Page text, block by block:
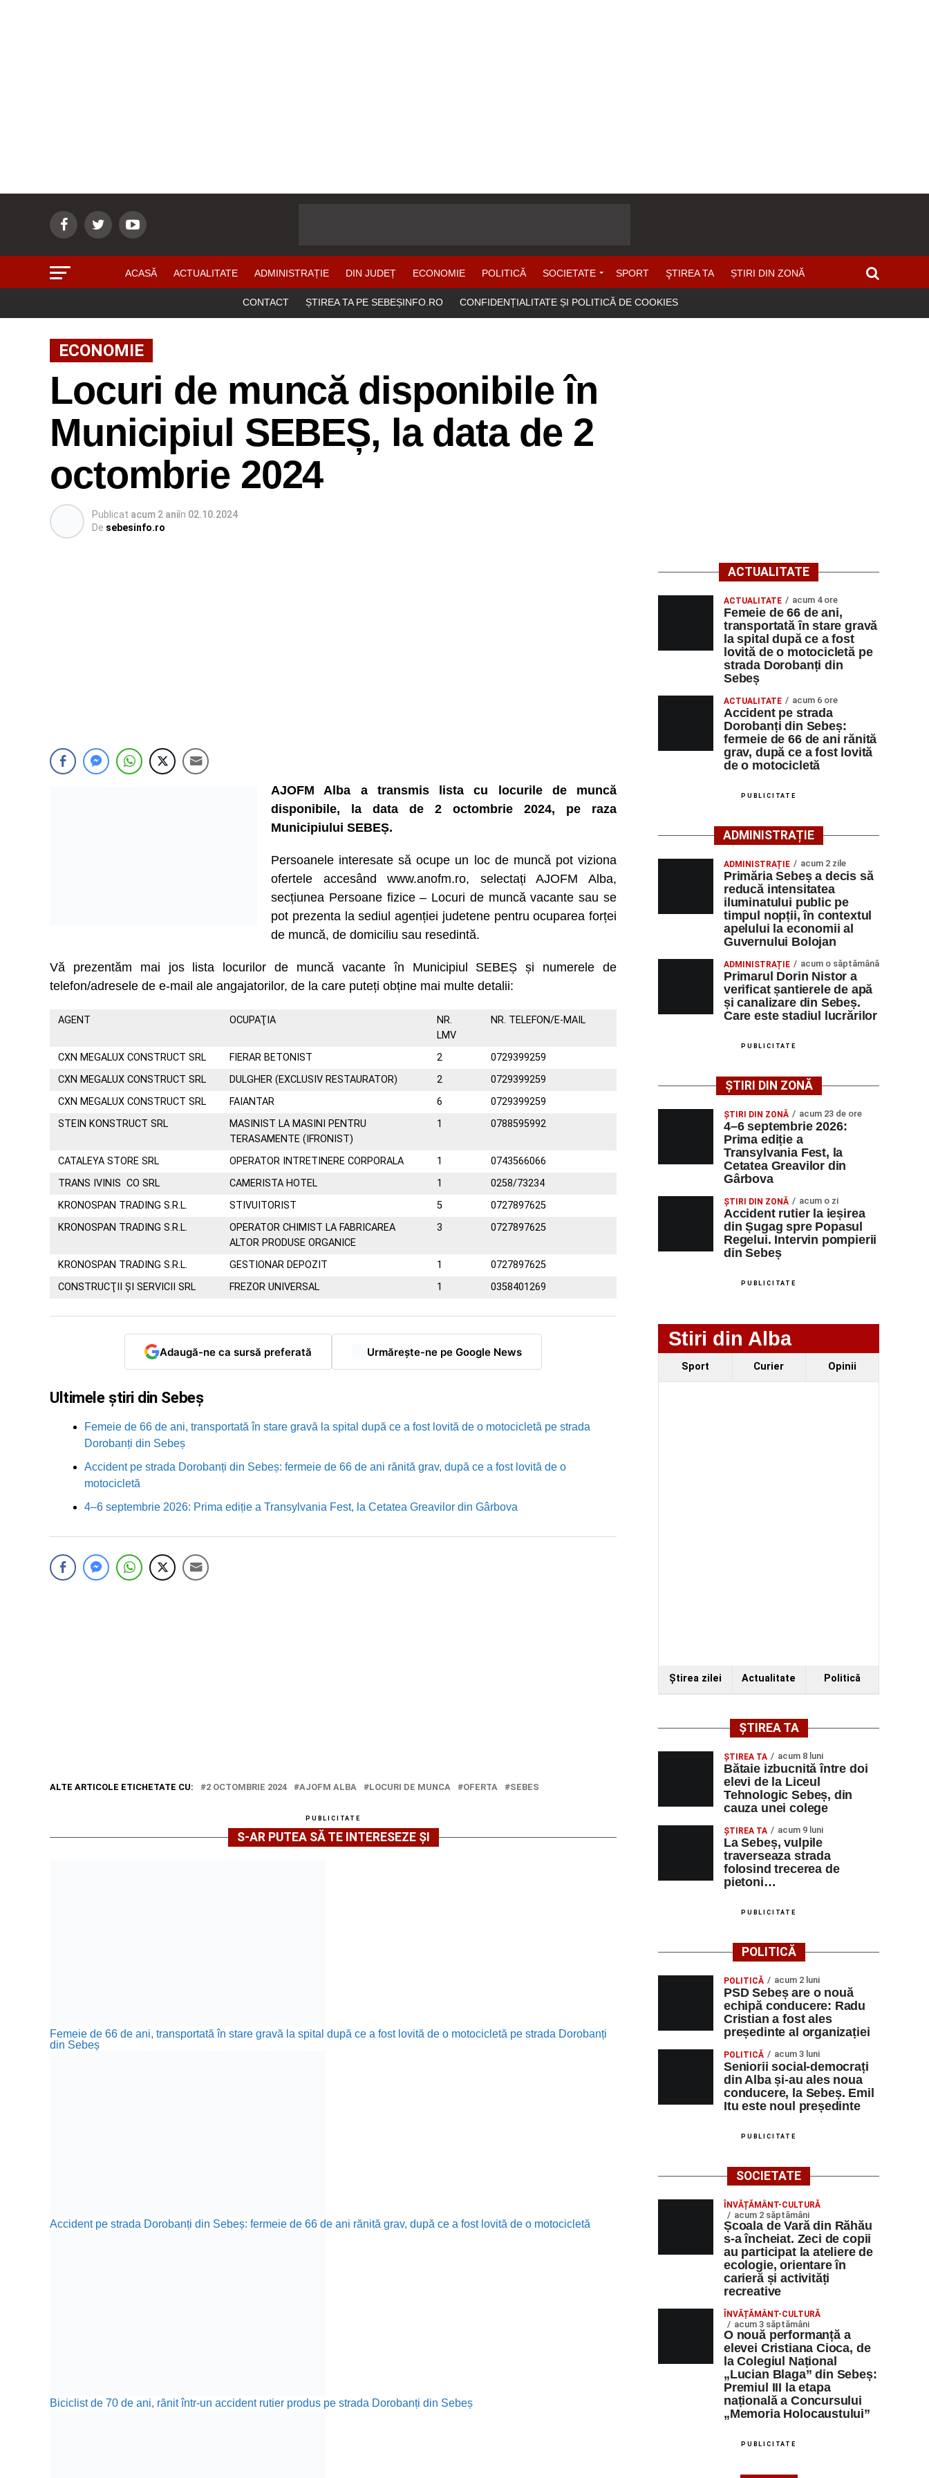
ACASĂ ACTUALITATE ADMINISTRAȚIE DIN JUDEȚ ECONOMIE POLITICĂ SOCIETATE SPORT ŞTIREA TA ȘTIRI DIN ZONĂ
CONTACT ȘTIREA TA PE SEBEȘINFO.RO CONFIDENȚIALITATE ȘI POLITICĂ DE COOKIES
ECONOMIE
Locuri de muncă disponibile în
Municipiul SEBEȘ, la data de 2
octombrie 2024
Publicat acum 2 aniîn 02.10.2024
De sebesinfo.ro
AJOFM Alba a transmis lista cu locurile de muncă
disponibile, la data de 2 octombrie 2024, pe raza
Municipiului SEBEȘ.
Persoanele interesate să ocupe un loc de muncă pot viziona
ofertele accesând www.anofm.ro, selectați AJOFM Alba,
secțiunea Persoane fizice – Locuri de muncă vacante sau se
pot prezenta la sediul agenției judetene pentru ocuparea forței
de muncă, de domiciliu sau resedintă.
Vă prezentăm mai jos lista locurilor de muncă vacante în Municipiul SEBEȘ și numerele de
telefon/adresele de e-mail ale angajatorilor, de la care puteți obține mai multe detalii:
AGENT OCUPAŢIA
NR.
LMV
NR. TELEFON/E-MAIL
CXN MEGALUX CONSTRUCT SRL FIERAR BETONIST 2
0729399259
CXN MEGALUX CONSTRUCT SRL
DULGHER (EXCLUSIV RESTAURATOR) 2
0729399259
CXN MEGALUX CONSTRUCT SRL
FAIANTAR 6
0729399259
STEIN KONSTRUCT SRL
MASINIST LA MASINI PENTRU
TERASAMENTE (IFRONIST)
1 0788595992
CATALEYA STORE SRL OPERATOR INTRETINERE CORPORALA 1
0743566066
TRANS IVINIS CO SRL
CAMERISTA HOTEL 1
0258/73234
KRONOSPAN TRADING S.R.L.
STIVUITORIST 5
0727897625
KRONOSPAN TRADING S.R.L.
OPERATOR CHIMIST LA FABRICAREA
ALTOR PRODUSE ORGANICE
3 0727897625
KRONOSPAN TRADING S.R.L. GESTIONAR DEPOZIT 1
0727897625
CONSTRUCŢII ŞI SERVICII SRL
FREZOR UNIVERSAL 1 0358401269
Adaugă-ne ca sursă preferată Urmărește-ne pe Google News
Ultimele știri din Sebeș
Femeie de 66 de ani, transportată în stare gravă la spital după ce a fost lovită de o motocicletă pe strada
Dorobanți din Sebeș
Accident pe strada Dorobanți din Sebeș: fermeie de 66 de ani rănită grav, după ce a fost lovită de o
motocicletă
4–6 septembrie 2026: Prima ediție a Transylvania Fest, la Cetatea Greavilor din Gârbova
ALTE ARTICOLE ETICHETATE CU: 2 OCTOMBRIE 2024 AJOFM ALBA LOCURI DE MUNCA OFERTA SEBES
PUBLICITATE
S-AR PUTEA SĂ TE INTERESEZE ȘI
Femeie de 66 de ani, transportată în stare gravă la spital după ce a fost lovită de o motocicletă pe strada Dorobanți
din Sebeș
Accident pe strada Dorobanți din Sebeș: fermeie de 66 de ani rănită grav, după ce a fost lovită de o motocicletă
Biciclist de 70 de ani, rănit într-un accident rutier produs pe strada Dorobanți din Sebeș
ACTUALITATE
ACTUALITATE acum 4 ore
Femeie de 66 de ani,
transportată în stare gravă
la spital după ce a fost
lovită de o motocicletă pe
strada Dorobanți din
Sebeș
ACTUALITATE acum 6 ore
Accident pe strada
Dorobanți din Sebeș:
fermeie de 66 de ani rănită
grav, după ce a fost lovită
de o motocicletă
PUBLICITATE
ADMINISTRAȚIE
ADMINISTRAȚIE acum 2 zile
Primăria Sebeș a decis să
reducă intensitatea
iluminatului public pe
timpul nopții, în contextul
apelului la economii al
Guvernului Bolojan
ADMINISTRAȚIE acum o săptămână
Primarul Dorin Nistor a
verificat șantierele de apă
și canalizare din Sebeș.
Care este stadiul lucrărilor
PUBLICITATE
ȘTIRI DIN ZONĂ
ȘTIRI DIN ZONĂ acum 23 de ore
4–6 septembrie 2026:
Prima ediție a
Transylvania Fest, la
Cetatea Greavilor din
Gârbova
ȘTIRI DIN ZONĂ acum o zi
Accident rutier la ieșirea
din Șugag spre Popasul
Regelui. Intervin pompierii
din Sebeș
PUBLICITATE
Stiri din Alba
Sport Curier Opinii
Ştirea zilei Actualitate Politică
ȘTIREA TA
ŞTIREA TA acum 8 luni
Bătaie izbucnită între doi
elevi de la Liceul
Tehnologic Sebeș, din
cauza unei colege
ŞTIREA TA acum 9 luni
La Sebeș, vulpile
traverseaza strada
folosind trecerea de
pietoni…
PUBLICITATE
POLITICĂ
POLITICĂ acum 2 luni
PSD Sebeș are o nouă
echipă conducere: Radu
Cristian a fost ales
președinte al organizației
POLITICĂ acum 3 luni
Seniorii social-democrați
din Alba și-au ales noua
conducere, la Sebeș. Emil
Itu este noul președinte
PUBLICITATE
SOCIETATE
ÎNVĂȚĂMÂNT-CULTURĂ
acum 2 săptămâni
Școala de Vară din Răhău
s-a încheiat. Zeci de copii
au participat la ateliere de
ecologie, orientare în
carieră și activități
recreative
ÎNVĂȚĂMÂNT-CULTURĂ
acum 3 săptămâni
O nouă performanță a
elevei Cristiana Cioca, de
la Colegiul Național
„Lucian Blaga” din Sebeș:
Premiul III la etapa
națională a Concursului
„Memoria Holocaustului”
PUBLICITATE